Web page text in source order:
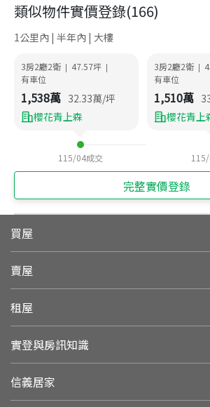
類似物件實價登錄(166)
1公里內 | 半年內 | 大樓
3房2廳2衛 | 47.57坪 |
有車位
1,538萬 32.33萬/坪
櫻花青上森
115/04成交
3房2廳2衛 |
有車位
1,510萬
櫻花青上
完整實價登錄
買屋
賣屋
租屋
實登與房訊知識
信義居家